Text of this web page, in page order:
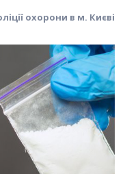
охорони в м. Києві